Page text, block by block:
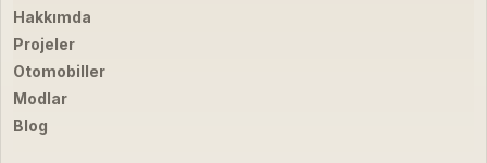
Hakkımda
Projeler
Otomobiller
Modlar
Blog